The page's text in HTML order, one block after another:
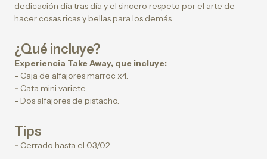
dedicación día tras día y el sincero respeto por el arte de
hacer cosas ricas y bellas para los demás.
¿Qué incluye?
Experiencia Take Away, que incluye:
- Caja de alfajores marroc x4.
- Cata mini variete.
- Dos alfajores de pistacho.
Tips
- Cerrado hasta el 03/02